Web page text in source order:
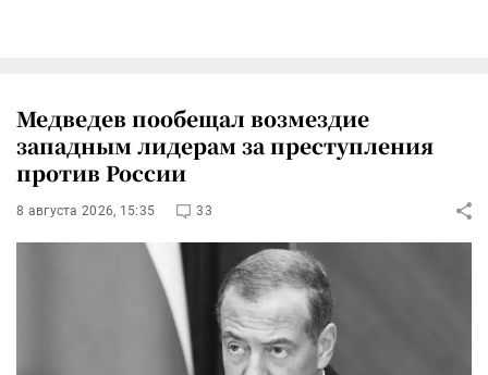
Медведев пообещал возмездие
западным лидерам за преступления
против России
8 августа 2026, 15:35 33